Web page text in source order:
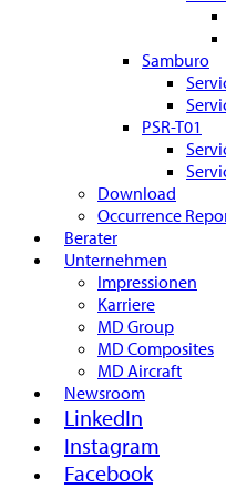
Samburo
PSR-T01
Download
Occurrence
Berater
Unternehmen
Impressionen
Karriere
MD Group
MD Composites
MD Aircraft
Newsroom
LinkedIn
Instagram
Facebook